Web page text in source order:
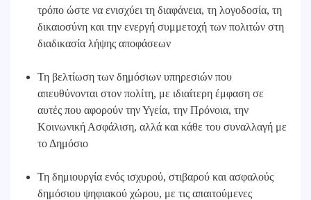
τρόπο ώστε να ενισχύει τη διαφάνεια, τη λογοδοσία, τη
δικαιοσύνη και την ενεργή συμμετοχή των πολιτών στη
διαδικασία λήψης αποφάσεων
Τη βελτίωση των δημόσιων υπηρεσιών που
απευθύνονται στον πολίτη, με ιδιαίτερη έμφαση σε
αυτές που αφορούν την Υγεία, την Πρόνοια, την
Κοινωνική Ασφάλιση, αλλά και κάθε του συναλλαγή με
το Δημόσιο
Τη δημιουργία ενός ισχυρού, στιβαρού και ασφαλούς
δημόσιου ψηφιακού χώρου, με τις απαιτούμενες